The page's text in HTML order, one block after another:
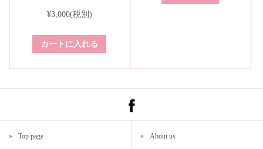
¥3,000(税別)
カートに入れる
» Top page » About us